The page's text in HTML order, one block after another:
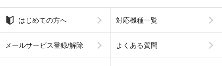
はじめての方へ 対応機種一覧
メールサービス登録/解除 よくある質問